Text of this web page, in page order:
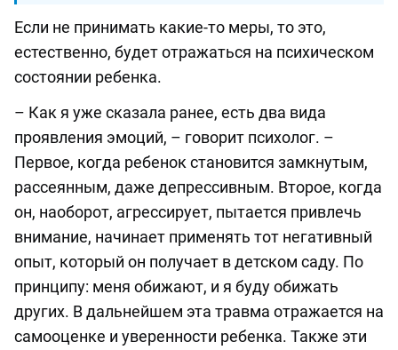
Если не принимать какие-то меры, то это,
естественно, будет отражаться на психическом
состоянии ребенка.
– Как я уже сказала ранее, есть два вида
проявления эмоций, – говорит психолог. –
Первое, когда ребенок становится замкнутым,
рассеянным, даже депрессивным. Второе, когда
он, наоборот, агрессирует, пытается привлечь
внимание, начинает применять тот негативный
опыт, который он получает в детском саду. По
принципу: меня обижают, и я буду обижать
других. В дальнейшем эта травма отражается на
самооценке и уверенности ребенка. Также эти